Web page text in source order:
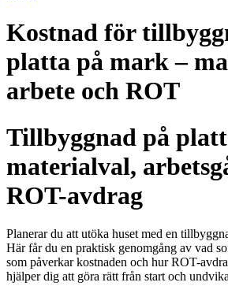
Kostnad för
platta på mark –
arbete och ROT
Tillbyggnad på
materialval,
ROT-avdrag
Planerar du att utöka huset med en
Här får du en praktisk genomgång av vad
som påverkar kostnaden och hur ROT-
hjälper dig att göra rätt från start och